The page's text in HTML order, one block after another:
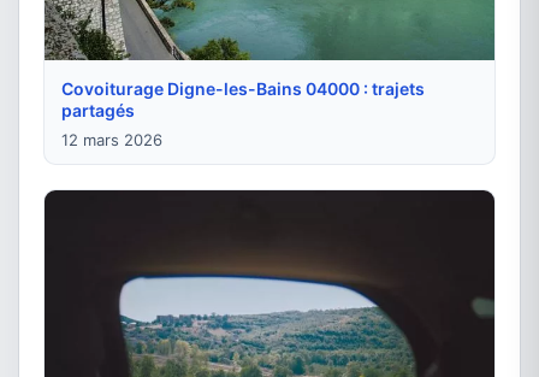
Covoiturage Digne-les-Bains 04000 : trajets
partagés
12 mars 2026